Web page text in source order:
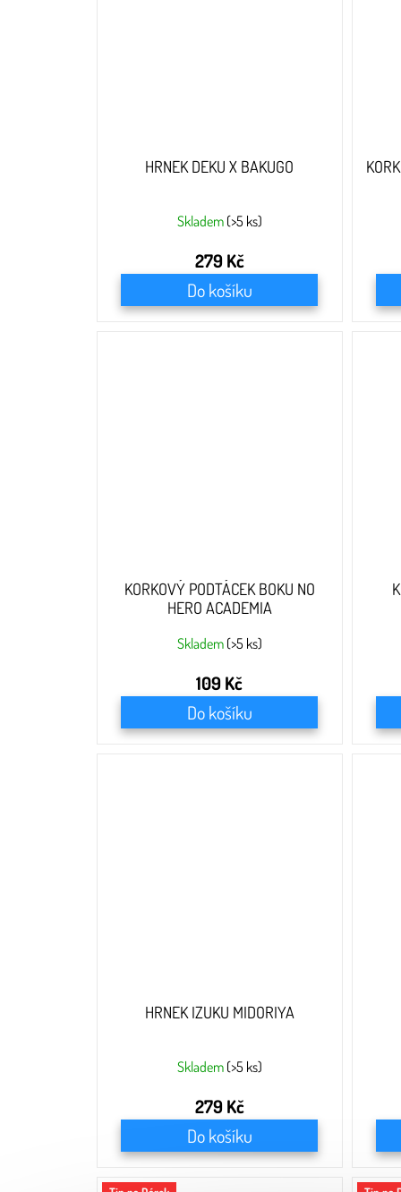
HRNEK DEKU X BAKUGO
Skladem (>5 ks)
279 Kč
Do košíku
KORKOVÝ PODTÁCEK BOKU NO
HERO ACADEMIA
Skladem (>5 ks)
109 Kč
Do košíku
HRNEK IZUKU MIDORIYA
Skladem (>5 ks)
279 Kč
Do košíku